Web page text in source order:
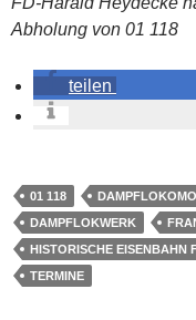
Abholung von 01 118
teilen
01 118
DAMPFLOKWERK
HISTORISCHE EISENBAHN
TERMINE